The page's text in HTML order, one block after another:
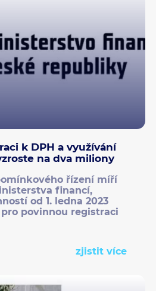
k DPH a využívání
na dva miliony
řízení míří
financí,
od 1. ledna 2023
povinnou registraci
zjistit více